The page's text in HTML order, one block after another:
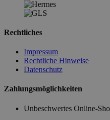
Rechtliches
Impressum
Rechtliche Hinweise
Datenschutz
Zahlungsmöglichkeiten
Unbeschwertes Online-